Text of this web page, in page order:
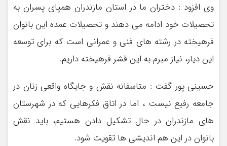
وی افزود : دختران ما در استان مازندران همپای پسران به
تحصیلات خود ادامه می دهند و تحصیلات عمده این بانوان
فرهیخته در رشته های فنی و عمرانی است که برای توسعه
این دیار، نیاز مبرم به این قشر فرهیخته داریم.
حسینی پور گفت : متاسفانه نقش و جایگاه واقعی زنان در
جامعه رفیع نیست ، اما در اتاق فکرهایی که در شهرستان
های مازندران در حال تشکیل دادن هستیم، باید نقش
بانوان در این هم اندیشی ها تقویت شود.